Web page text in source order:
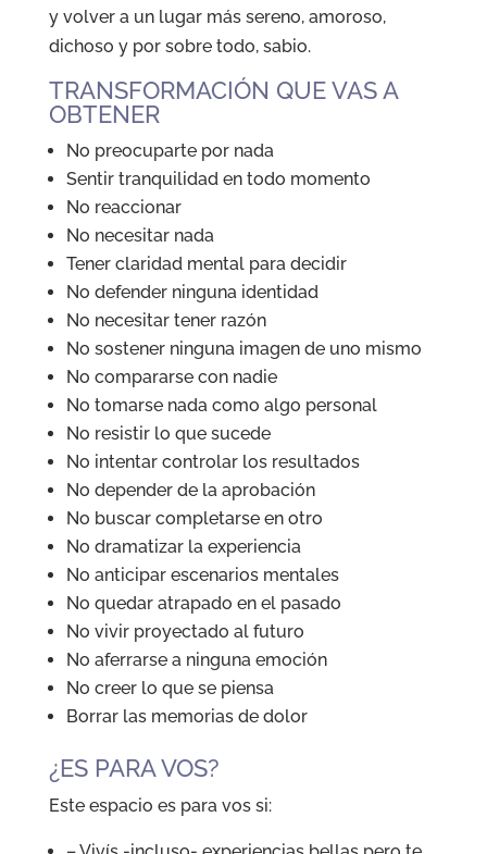
y volver a un lugar más sereno, amoroso,
dichoso y por sobre todo, sabio.
TRANSFORMACIÓN QUE VAS A
OBTENER
No preocuparte por nada
Sentir tranquilidad en todo momento
No reaccionar
No necesitar nada
Tener claridad mental para decidir
No defender ninguna identidad
No necesitar tener razón
No sostener ninguna imagen de uno mismo
No compararse con nadie
No tomarse nada como algo personal
No resistir lo que sucede
No intentar controlar los resultados
No depender de la aprobación
No buscar completarse en otro
No dramatizar la experiencia
No anticipar escenarios mentales
No quedar atrapado en el pasado
No vivir proyectado al futuro
No aferrarse a ninguna emoción
No creer lo que se piensa
Borrar las memorias de dolor
¿ES PARA VOS?
Este espacio es para vos si: